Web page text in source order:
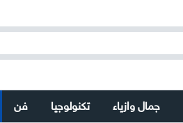
جمال وازياء تكنولوجيا فن